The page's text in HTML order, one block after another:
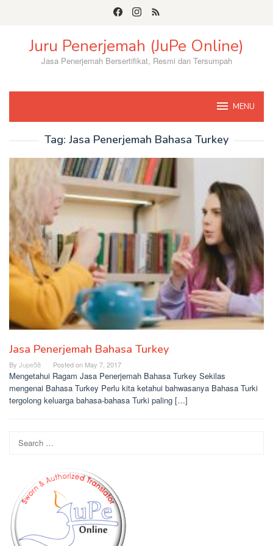
Juru Penerjemah (JuPe Online)
Jasa Penerjemah Bersertifikat, Resmi dan Tersumpah
MENU
Tag: Jasa Penerjemah Bahasa Turkey
Jasa Penerjemah Bahasa Turkey
By Jupe58 Posted on May 7, 2017
Mengetahui Ragam Jasa Penerjemah Bahasa Turkey Sekilas
mengenai Bahasa Turkey Perlu kita ketahui bahwasanya Bahasa Turki
tergolong keluarga bahasa-bahasa Turki paling […]
for: